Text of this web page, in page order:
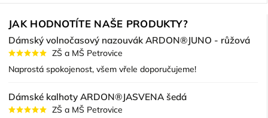
JAK HODNOTÍTE NAŠE PRODUKTY?
Dámský volnočasový nazouvák ARDON®JUNO - růžová
ZŠ a MŠ Petrovice
Naprostá spokojenost, všem vřele doporučujeme!
Dámské kalhoty ARDON®JASVENA šedá
ZŠ a MŠ Petrovice